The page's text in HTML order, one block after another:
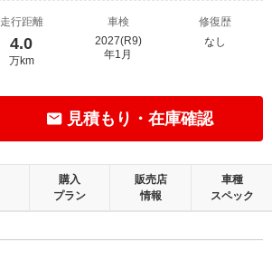
走行距離
4.0
万km
車検
2027(R9)
年1月
修復歴
なし
見積もり・在庫確認
購入
プラン
販売店
情報
車種
スペック